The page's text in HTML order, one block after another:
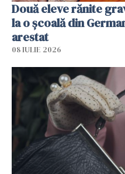
Două eleve rănite
la o școală din
arestat
08 IULIE 2026